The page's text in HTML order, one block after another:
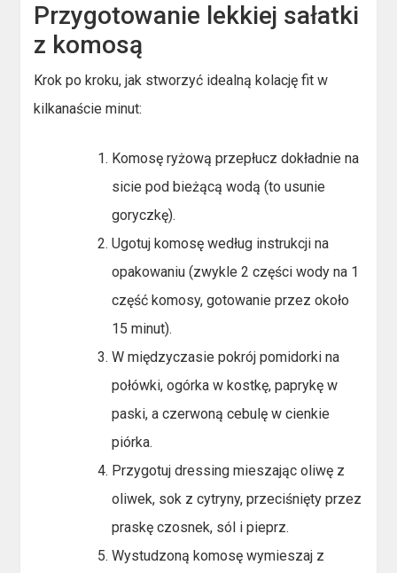
Przygotowanie lekkiej sałatki
z komosą
Krok po kroku, jak stworzyć idealną kolację fit w
kilkanaście minut:
Komosę ryżową przepłucz dokładnie na
sicie pod bieżącą wodą (to usunie
goryczkę).
Ugotuj komosę według instrukcji na
opakowaniu (zwykle 2 części wody na 1
część komosy, gotowanie przez około
15 minut).
W międzyczasie pokrój pomidorki na
połówki, ogórka w kostkę, paprykę w
paski, a czerwoną cebulę w cienkie
piórka.
Przygotuj dressing mieszając oliwę z
oliwek, sok z cytryny, przeciśnięty przez
praskę czosnek, sól i pieprz.
Wystudzoną komosę wymieszaj z